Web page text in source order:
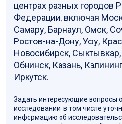
центрах разных городов
Федерации, включая
Самару, Барнаул, Омск,
Ростов-на-Дону, Уфу,
Новосибирск,
Обнинск, Казань,
Иркутск.
Задать интересующие вопросы
исследовании, в том числе
информацию об